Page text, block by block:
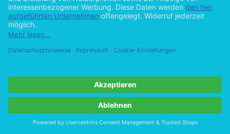
vonTimo Tempel (Autor:in) 2015
©2011
53 Seiten
Hilfe/FAQ
Impressum
Vertrag widerrufen
Zur Desktop-Version
Copyright ©Imprint in der Bedey & Thoms Media GmbH
byOpen Publishing
Cookie-Einstellungen